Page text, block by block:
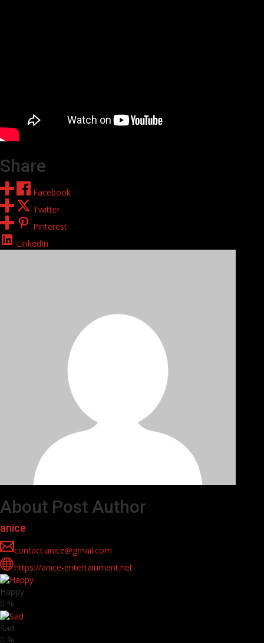
Share
Facebook
Twitter
Pinterest
LinkedIn
About Post Author
anice
contact.anice@gmail.com
https://anice-entertainment.net
Happy
0 %
Sad
0 %